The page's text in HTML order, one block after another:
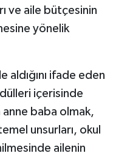
ve aile bütçesinin
yönelik
aldığını ifade eden
içerisinde
baba olmak,
unsurları, okul
ailenin